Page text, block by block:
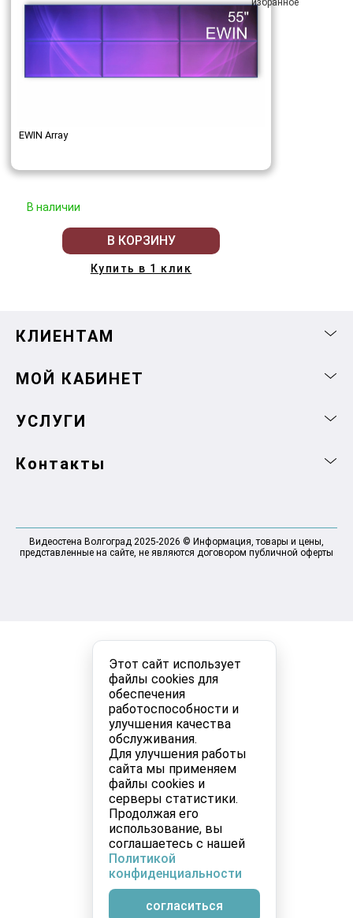
Этот сайт использует
файлы cookies для
обеспечения
работоспособности и
улучшения качества
обслуживания.
Для улучшения работы
сайта мы применяем
файлы cookies и
серверы статистики.
Продолжая его
использование, вы
соглашаетесь с нашей
Политикой
конфиденциальности
согласиться
EWIN Array
В наличии
В КОРЗИНУ
Купить в 1 клик
КЛИЕНТАМ
МОЙ КАБИНЕТ
УСЛУГИ
Контакты
Видеостена Волгоград 2025-2026 © Информация, товары и цены,
представленные на сайте, не являются договором публичной оферты